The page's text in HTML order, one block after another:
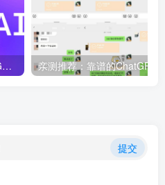
ChatGPT账号价格表_ChatGPT账号购买！
提交